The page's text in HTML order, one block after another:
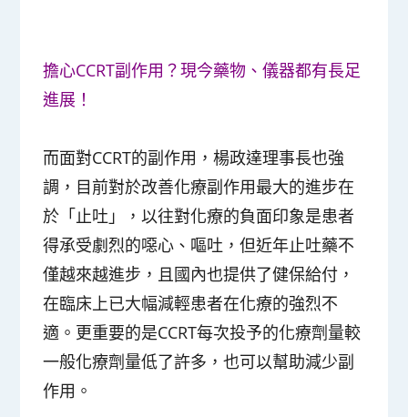
擔心CCRT副作用？現今藥物、儀器都有長足
進展！
而面對CCRT的副作用，楊政達理事長也強
調，目前對於改善化療副作用最大的進步在
於「止吐」，以往對化療的負面印象是患者
得承受劇烈的噁心、嘔吐，但近年止吐藥不
僅越來越進步，且國內也提供了健保給付，
在臨床上已大幅減輕患者在化療的強烈不
適。更重要的是CCRT每次投予的化療劑量較
一般化療劑量低了許多，也可以幫助減少副
作用。